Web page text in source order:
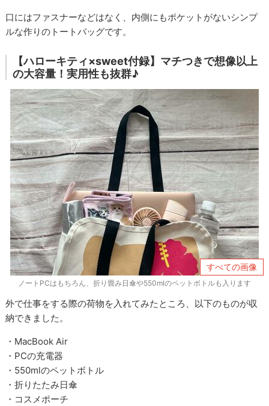
口にはファスナーなどはなく、内側にもポケットがないシンプ
ルな作りのトートバッグです。
【ハローキティ×sweet付録】マチつきで想像以上
の大容量！実用性も抜群♪
すべての画像
ノートPCはもちろん、折り畳み日傘や550mlのペットボトルも入ります
外で仕事をする際の荷物を入れてみたところ、以下のものが収
納できました。
・MacBook Air
・PCの充電器
・550mlのペットボトル
・折りたたみ日傘
・コスメポーチ